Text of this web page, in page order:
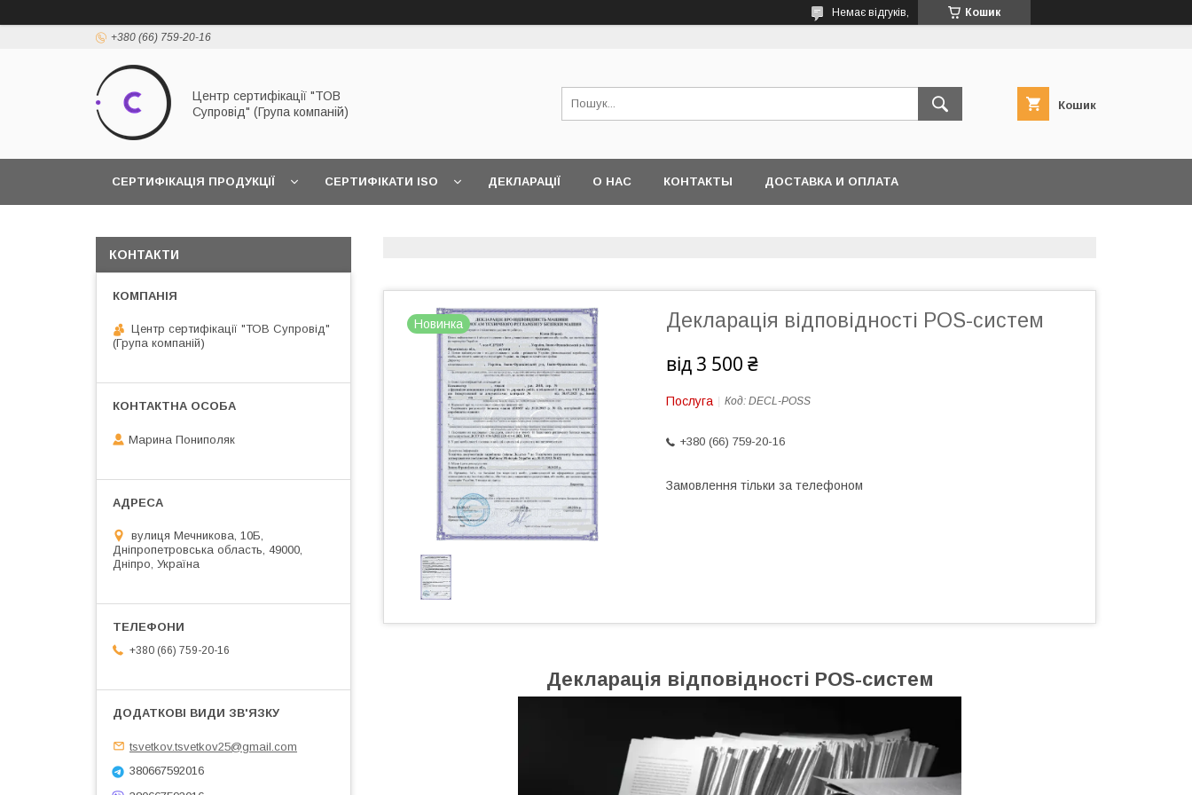
Кошик
Немає відгуків,
+380 (66) 759-20-16
Центр сертифікації "ТОВ
Супровід" (Група компаній)
Кошик
СЕРТИФІКАЦІЯ ПРОДУКЦІЇ СЕРТИФІКАТИ ISO ДЕКЛАРАЦІЇ О НАС КОНТАКТЫ ДОСТАВКА И ОПЛАТА
Новинка Декларація відповідності POS-систем
від 3 500 ₴
Послуга Код: DECL-POSS
+380 (66) 759-20-16
Замовлення тільки за телефоном
Декларація відповідності POS-систем
КОНТАКТИ
Центр сертифікації "ТОВ Супровід"
(Група компаній)
Марина Пониполяк
вулиця Мечникова, 10Б,
Дніпропетровська область, 49000,
Дніпро, Україна
+380 (66) 759-20-16
tsvetkov.tsvetkov25@gmail.com
380667592016